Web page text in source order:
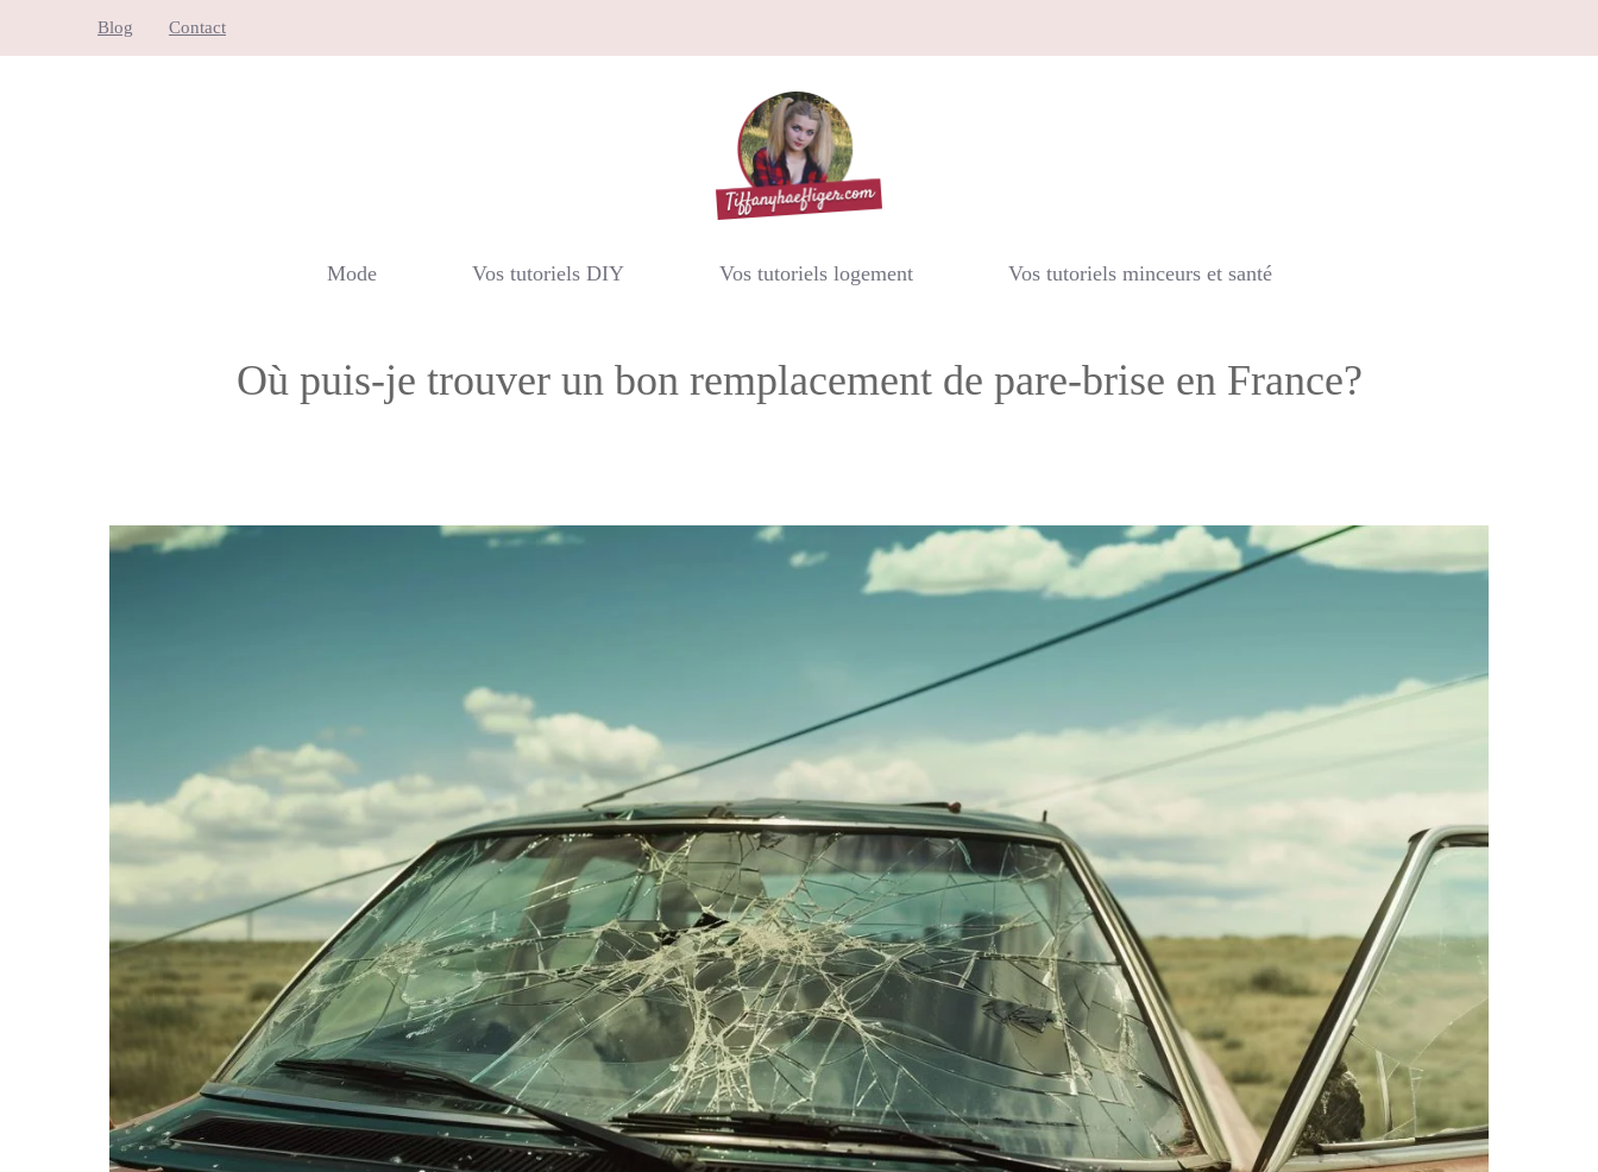
au
Blog Contact
Mode Vos tutoriels DIY Vos tutoriels logement Vos tutoriels minceurs et santé
Où puis-je trouver un bon remplacement de pare-brise en France?